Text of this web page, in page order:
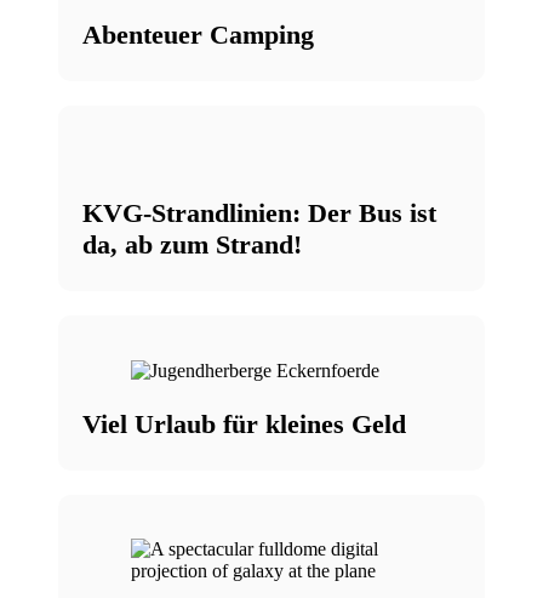
Abenteuer Camping
KVG-Strandlinien: Der Bus ist
da, ab zum Strand!
Viel Urlaub für kleines Geld